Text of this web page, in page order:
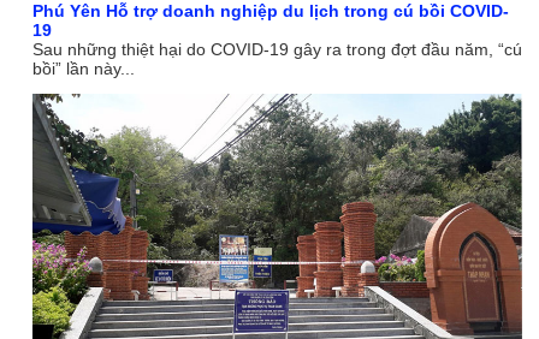
Phú Yên Hỗ trợ doanh nghiệp du lịch trong cú bồi COVID-
19
Sau những thiệt hại do COVID-19 gây ra trong đợt đầu năm, “cú
bồi” lần này...